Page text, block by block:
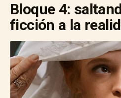
Bloque 4:
ficción a la